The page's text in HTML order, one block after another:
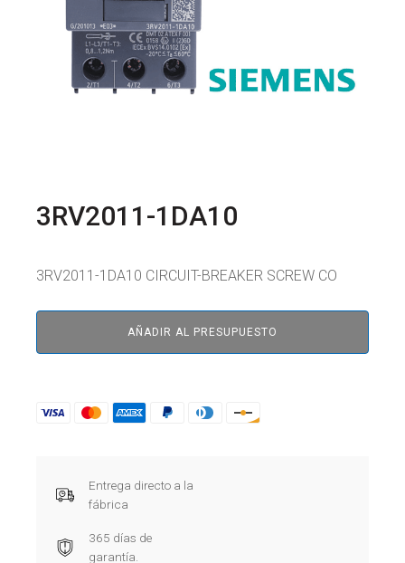
3RV2011-1DA10
3RV2011-1DA10 CIRCUIT-BREAKER SCREW CO
AÑADIR AL PRESUPUESTO
Entrega directo a la
fábrica
365 días de
garantía.